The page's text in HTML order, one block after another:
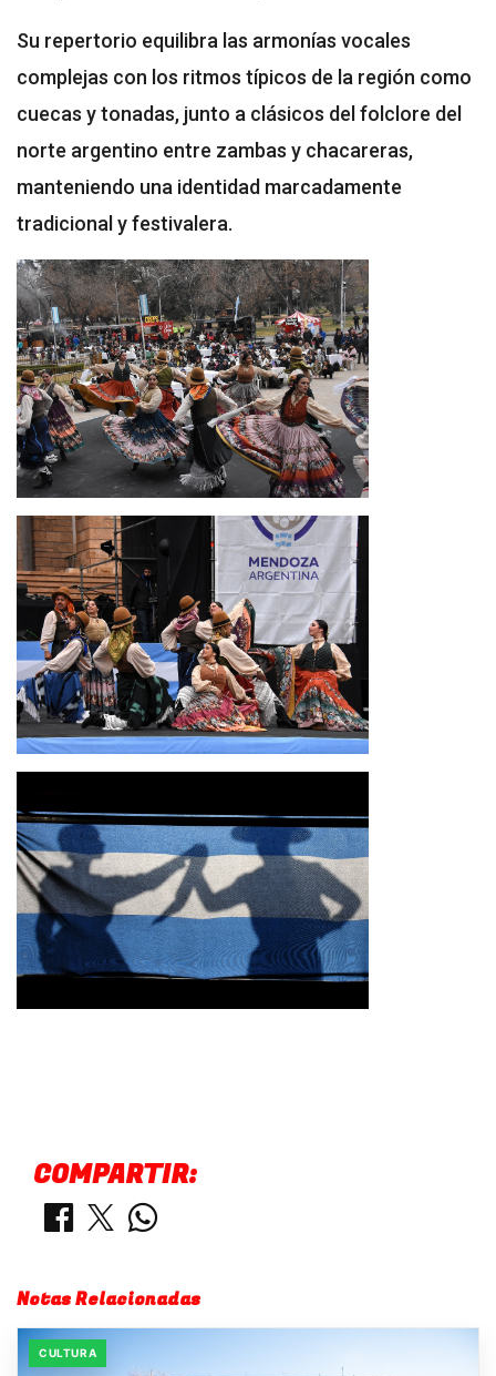
Su repertorio equilibra las armonías vocales
complejas con los ritmos típicos de la región como
cuecas y tonadas, junto a clásicos del folclore del
norte argentino entre zambas y chacareras,
manteniendo una identidad marcadamente
tradicional y festivalera.
COMPARTIR:
Notas Relacionadas
CULTURA